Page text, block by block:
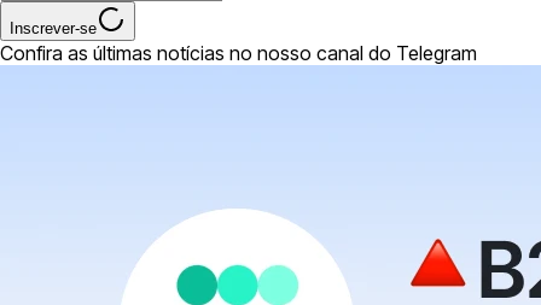
Inscrever-se
Confira as últimas notícias no nosso canal do Telegram